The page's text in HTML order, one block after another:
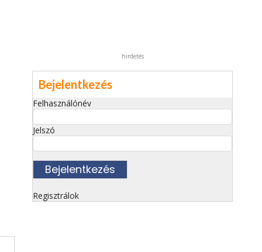
hirdetés
Bejelentkezés
Felhasználónév
Jelszó
Regisztrálok